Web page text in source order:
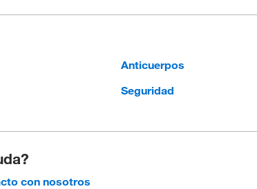
Anticuerpos
Seguridad
con nosotros